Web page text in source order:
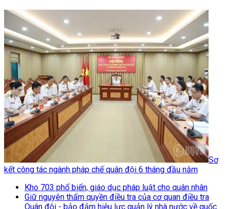
Sơ
kết công tác ngành pháp chế quân đội 6 tháng đầu năm
Kho 703 phổ biến, giáo dục pháp luật cho quân nhân
Giữ nguyên thẩm quyền điều tra của cơ quan điều tra
Quân đội - bảo đảm hiệu lực quản lý nhà nước về quốc